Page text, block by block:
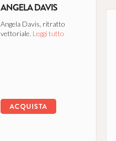
ANGELA DAVIS
Angela Davis, ritratto
vettoriale. Leggi tutto
ACQUISTA